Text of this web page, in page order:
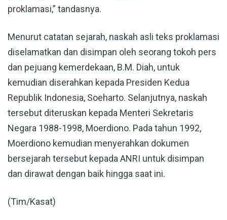
proklamasi,” tandasnya.
Menurut catatan sejarah, naskah asli teks proklamasi
diselamatkan dan disimpan oleh seorang tokoh pers
dan pejuang kemerdekaan, B.M. Diah, untuk
kemudian diserahkan kepada Presiden Kedua
Republik Indonesia, Soeharto. Selanjutnya, naskah
tersebut diteruskan kepada Menteri Sekretaris
Negara 1988-1998, Moerdiono. Pada tahun 1992,
Moerdiono kemudian menyerahkan dokumen
bersejarah tersebut kepada ANRI untuk disimpan
dan dirawat dengan baik hingga saat ini.
(Tim/Kasat)